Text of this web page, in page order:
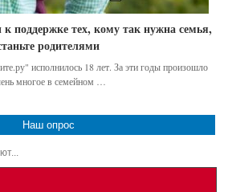
поддержке тех, кому так нужна семья,
родителями
исполнилось 18 лет. За эти годы произошло
многое в семейном …
Наш опрос